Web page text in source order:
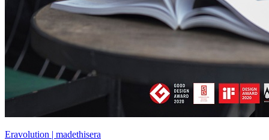
Eravolution | madethisera